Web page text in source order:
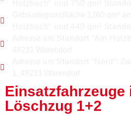
Einsatzfahrzeuge
Löschzug 1+2